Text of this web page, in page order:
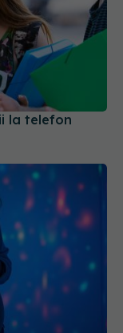
la telefon